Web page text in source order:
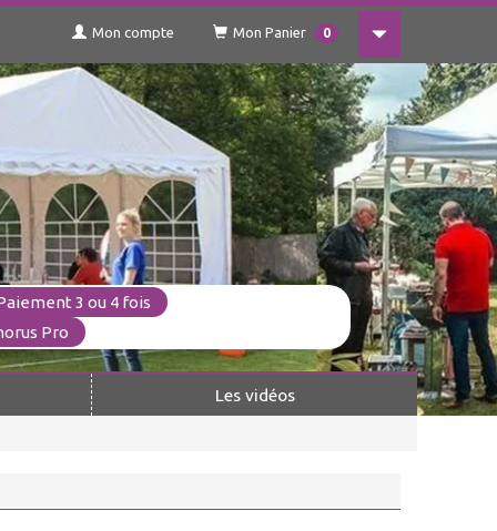
Mon compte Mon Panier 0
3 ou 4 fois
Pro
Les vidéos